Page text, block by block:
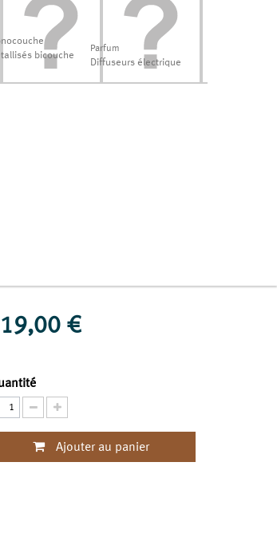
bicouche
Parfum
Diffuseurs électrique
€
Ajouter au panier